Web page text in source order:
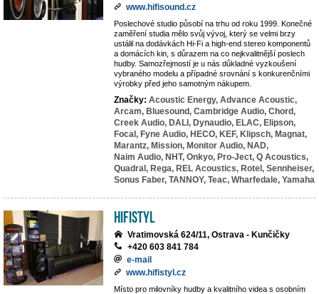
www.hifisound.cz
Poslechové studio působí na trhu od roku 1999. Konečné
zaměření studia mělo svůj vývoj, který se velmi brzy
ustálil na dodávkách Hi-Fi a high-end stereo komponentů
a domácích kin, s důrazem na co nejkvalitnější poslech
hudby. Samozřejmostí je u nás důkladné vyzkoušení
vybraného modelu a případné srovnání s konkurenčními
výrobky před jeho samotným nákupem.
Značky: Acoustic Energy, Advance Acoustic,
Arcam, Bluesound, Cambridge Audio, Chord,
Creek Audio, DALI, Dynaudio, ELAC, Elipson,
Focal, Fyne Audio, HECO, KEF, Klipsch, Magnat,
Marantz, Mission, Monitor Audio, NAD,
Naim Audio, NHT, Onkyo, Pro-Ject, Q Acoustics,
Quadral, Rega, REL Acoustics, Rotel, Sennheiser,
Sonus Faber, TANNOY, Teac, Wharfedale, Yamaha
HiFiStyl
Vratimovská 624/11, Ostrava - Kunčičky
+420 603 841 784
e-mail
www.hifistyl.cz
Místo pro milovníky hudby a kvalitního videa s osobním